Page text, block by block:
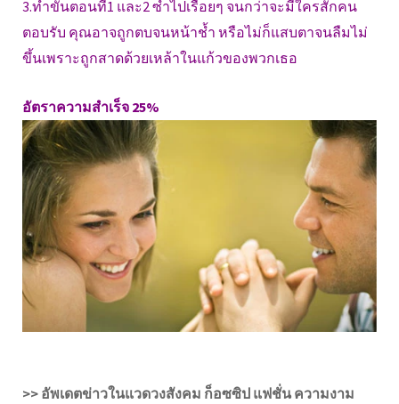
3.ทำขั้นตอนที่1 และ2 ซ้ำไปเรื่อยๆ จนกว่าจะมีใครสักคน
ตอบรับ คุณอาจถูกตบจนหน้าช้ำ หรือไม่ก็แสบตาจนลืมไม่
ขึ้นเพราะถูกสาดด้วยเหล้าในแก้วของพวกเธอ
อัตราความสำเร็จ 25%
>> อัพเดตข่าวในแวดวงสังคม ก็อซซิป แฟชั่น ความงาม